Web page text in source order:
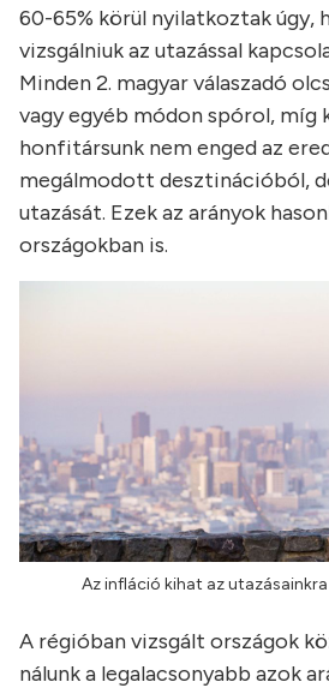
60-65% körül nyilatkoztak úgy,
vizsgálniuk az utazással
Minden 2. magyar válaszadó
vagy egyéb módon spórol, míg
honfitársunk nem enged az
megálmodott desztinációból,
utazását. Ezek az arányok
országokban is.
Az infláció kihat az
A régióban vizsgált országok
nálunk a legalacsonyabb azok